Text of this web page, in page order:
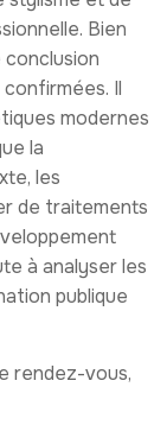
Bien
Il
modernes
la
les
de traitements
à analyser les
publique
rendez-vous,